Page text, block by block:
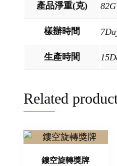
產品淨重(克) 82G
樣辦時間
生產時間
Related
鏤空旋轉獎牌